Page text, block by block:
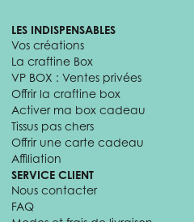
LES INDISPENSABLES
Vos créations
La craftine Box
VP BOX : Ventes privées
Offrir la craftine box
Activer ma box cadeau
Tissus pas chers
Offrir une carte cadeau
Affiliation
SERVICE CLIENT
Nous contacter
FAQ